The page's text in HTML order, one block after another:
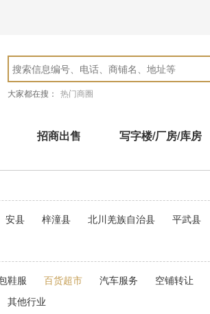
大家都在搜： 热门商圈
招商出售 写字楼/厂房/库房
安县 梓潼县 北川羌族自治县 平武县
鞋服 百货超市 汽车服务 空铺转让
其他行业